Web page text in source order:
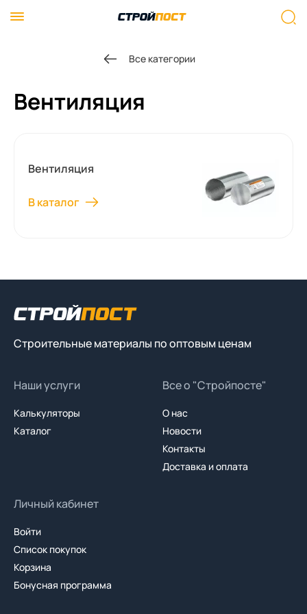
Все категории
Вентиляция
Вентиляция
В каталог
Строительные материалы по оптовым ценам
Наши услуги
Калькуляторы
Каталог
Все о "Стройпосте"
О нас
Новости
Контакты
Доставка и оплата
Личный кабинет
Войти
Список покупок
Корзина
Бонусная программа